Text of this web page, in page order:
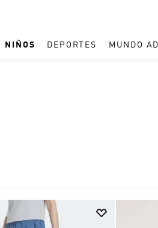
NIÑOS DEPORTES MUNDO
F50